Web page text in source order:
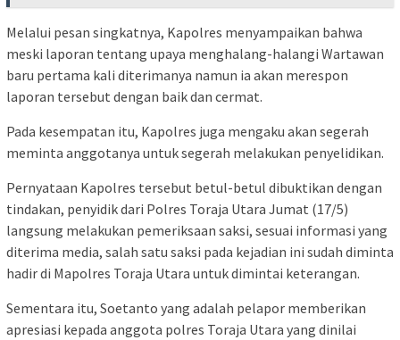
Melalui pesan singkatnya, Kapolres menyampaikan bahwa
meski laporan tentang upaya menghalang-halangi Wartawan
baru pertama kali diterimanya namun ia akan merespon
laporan tersebut dengan baik dan cermat.
Pada kesempatan itu, Kapolres juga mengaku akan segerah
meminta anggotanya untuk segerah melakukan penyelidikan.
Pernyataan Kapolres tersebut betul-betul dibuktikan dengan
tindakan, penyidik dari Polres Toraja Utara Jumat (17/5)
langsung melakukan pemeriksaan saksi, sesuai informasi yang
diterima media, salah satu saksi pada kejadian ini sudah diminta
hadir di Mapolres Toraja Utara untuk dimintai keterangan.
Sementara itu, Soetanto yang adalah pelapor memberikan
apresiasi kepada anggota polres Toraja Utara yang dinilai